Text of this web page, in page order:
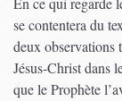
se contentera du
deux observations
Jésus-Christ dans
que le Prophète